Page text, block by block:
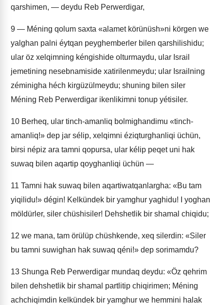
qarshimen, — deydu Reb Perwerdigar,
9 — Méning qolum saxta «alamet körünüsh»ni körgen we
yalghan palni éytqan peyghemberler bilen qarshilishidu;
ular öz xelqimning kéngishide olturmaydu, ular Israil
jemetining nesebnamiside xatirilenmeydu; ular Israilning
zéminigha héch kirgüzülmeydu; shuning bilen siler
Méning Reb Perwerdigar ikenlikimni tonup yétisiler.
10 Berheq, ular tinch-amanliq bolmighandimu «tinch-
amanliq!» dep jar sélip, xelqimni éziqturghanliqi üchün,
birsi népiz ara tamni qopursa, ular kélip peqet uni hak
suwaq bilen aqartip qoyghanliqi üchün —
11 Tamni hak suwaq bilen aqartiwatqanlargha: «Bu tam
yiqilidu!» dégin! Kelkündek bir yamghur yaghidu! I yoghan
möldürler, siler chüshisiler! Dehshetlik bir shamal chiqidu;
12 we mana, tam örülüp chüshkende, xeq silerdin: «Siler
bu tamni suwighan hak suwaq qéni!» dep sorimamdu?
13 Shunga Reb Perwerdigar mundaq deydu: «Öz qehrim
bilen dehshetlik bir shamal partlitip chiqirimen; Méning
achchiqimdin kelkündek bir yamghur we hemmini halak